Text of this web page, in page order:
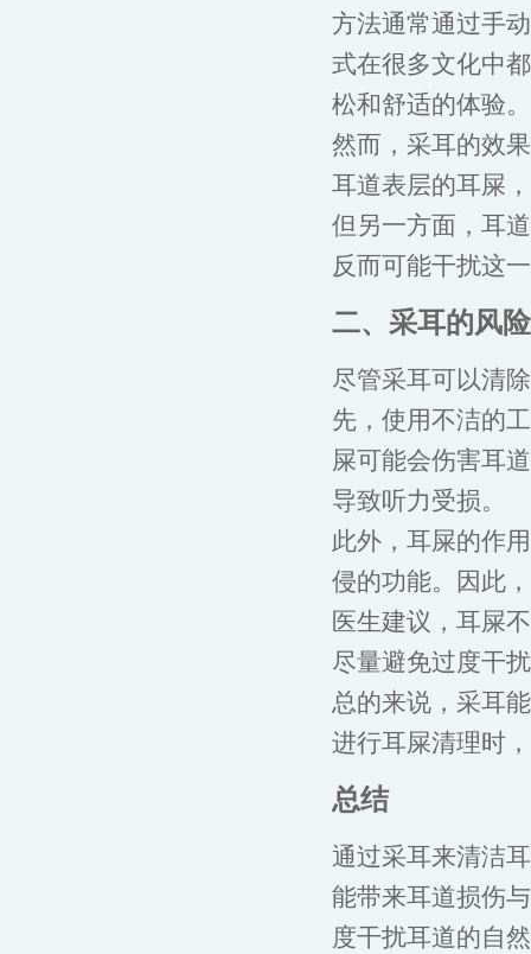
方法通常通过手
式在很多文化中
松和舒适的体验。
然而，采耳的效
耳道表层的耳屎
但另一方面，耳
反而可能干扰这
二、采耳的风
尽管采耳可以清
先，使用不洁的
屎可能会伤害耳
导致听力受损。
此外，耳屎的作
侵的功能。因此
医生建议，耳屎
尽量避免过度干
总的来说，采耳
进行耳屎清理时
总结
通过采耳来清洁
能带来耳道损伤
度干扰耳道的自